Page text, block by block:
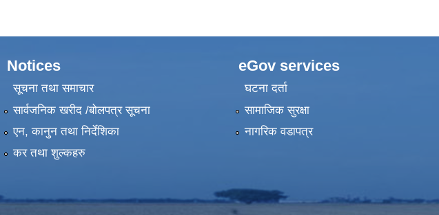
Notices
सूचना तथा समाचार
सार्वजनिक खरीद /बोलपत्र सूचना
एन, कानुन तथा निर्देशिका
कर तथा शुल्कहरु
eGov services
घटना दर्ता
सामाजिक सुरक्षा
नागरिक वडापत्र